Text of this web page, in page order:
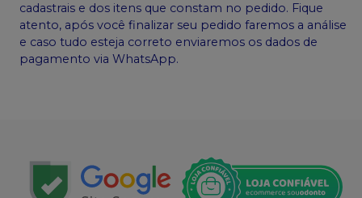
cadastrais e dos itens que constam no pedido. Fique
atento, após você finalizar seu pedido faremos a análise
e caso tudo esteja correto enviaremos os dados de
pagamento via WhatsApp.